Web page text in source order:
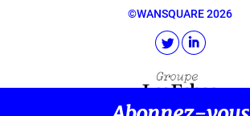
©WANSQUARE 2026